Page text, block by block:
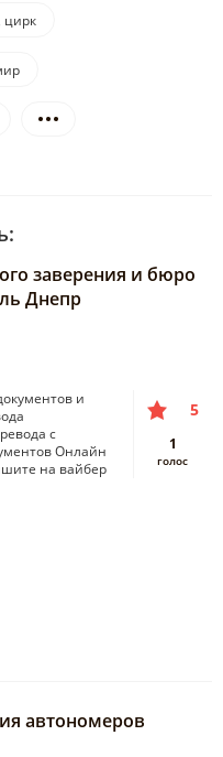
цирк
заверения и бюро
Днепр
и
с
Онлайн
на вайбер
5
1
голос
автономеров